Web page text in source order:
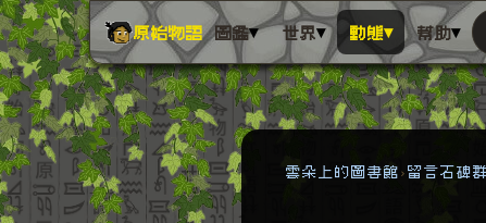
原始物語 圖鑑▾ 世界▾ 動態▾ 幫助▾
雲朵上的圖書館 留言石碑群